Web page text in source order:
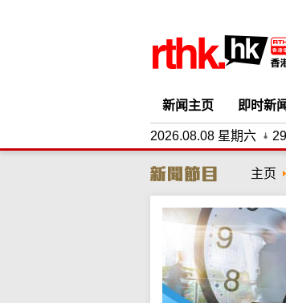
新闻主页 即时新
2026.08.08 星期六
主页